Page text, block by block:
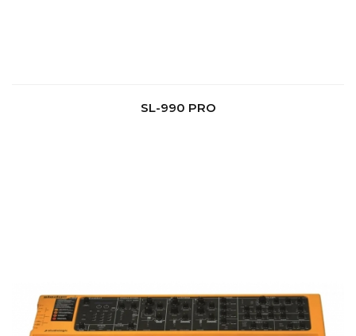
SL-990 PRO